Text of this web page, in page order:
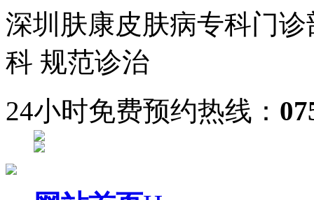
深圳肤康皮肤病专科门诊
科 规范诊治
24小时免费预约热线：